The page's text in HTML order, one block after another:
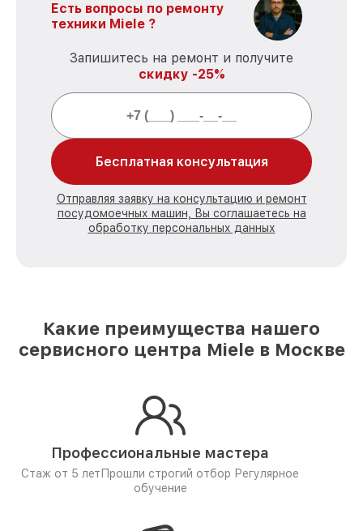
Есть вопросы по ремонту
техники Miele ?
Запишитесь на ремонт и получите
скидку -25%
Бесплатная консультация
Отправляя заявку на консультацию и ремонт
посудомоечных машин, Вы соглашаетесь на
обработку персональных данных
Какие преимущества нашего
сервисного центра Miele в Москве
Профессиональные мастера
Стаж от 5 лет Прошли строгий отбор Регулярное
обучение